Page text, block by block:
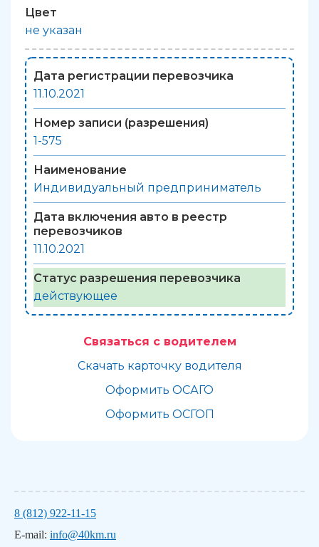
Цвет
не указан
Дата регистрации перевозчика
11.10.2021
Номер записи (разрешения)
1-575
Наименование
Индивидуальный предприниматель
Дата включения авто в реестр
перевозчиков
11.10.2021
Статус разрешения перевозчика
действующее
Связаться с водителем
Скачать карточку водителя
Оформить ОСАГО
Оформить ОСГОП
8 (812) 922-11-15
E-mail: info@40km.ru